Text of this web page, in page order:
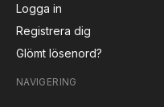
Logga in
Registrera dig
Glömt lösenord?
NAVIGERING